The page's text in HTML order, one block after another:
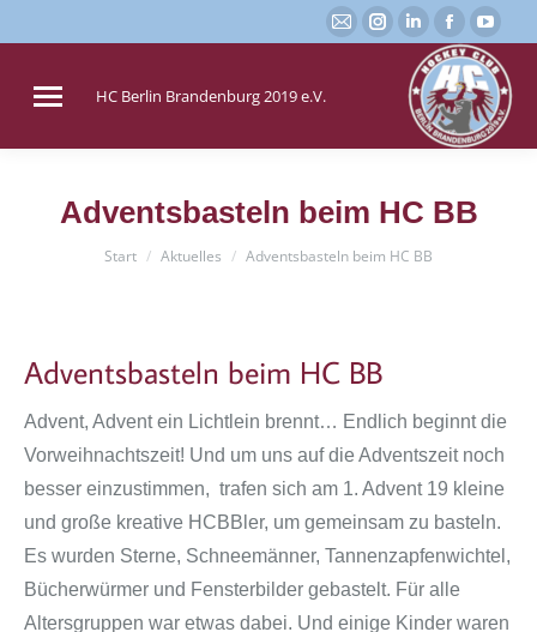
E-
in
window
Instagram
page
opens
new
Linkedin
page
opens
in
new
page
opens
in
new
in
new
HC Berlin Brandenburg 2019 e.V.
Adventsbasteln beim HC BB
Sie befinden sich hier:
Start Aktuelles Adventsbasteln beim HC BB
Adventsbasteln beim HC BB
Advent, Advent ein Lichtlein brennt… Endlich beginnt die
Vorweihnachtszeit! Und um uns auf die Adventszeit noch
besser einzustimmen, trafen sich am 1. Advent 19 kleine
und große kreative HCBBler, um gemeinsam zu basteln.
Es wurden Sterne, Schneemänner, Tannenzapfenwichtel,
Bücherwürmer und Fensterbilder gebastelt. Für alle
Altersgruppen war etwas dabei. Und einige Kinder waren